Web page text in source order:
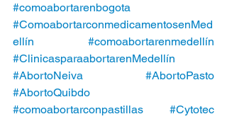
#comoabortarenbogota
#ComoabortarconmedicamentosenMed
ellín
#comoabortarenmedellín
#ClinicasparaabortarenMedellín
#AbortoNeiva
#AbortoPasto
#AbortoQuibdo
#comoabortarconpastillas
#Cytotec